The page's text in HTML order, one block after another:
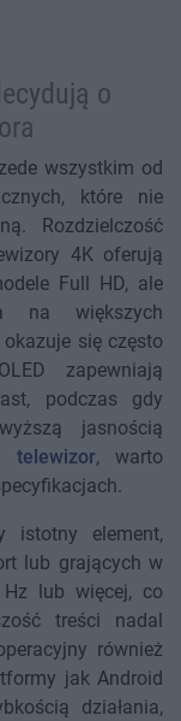
o
wszystkim od
które nie
Rozdzielczość
4K oferują
Full HD, ale
na większych
się często
zapewniają
podczas gdy
jasnością
telewizor, warto
istotny element,
lub grających w
lub więcej, co
treści nadal
również
jak Android
działania,